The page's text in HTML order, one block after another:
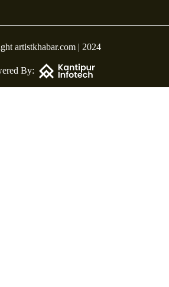
artistkhabar.com | 2024
By: